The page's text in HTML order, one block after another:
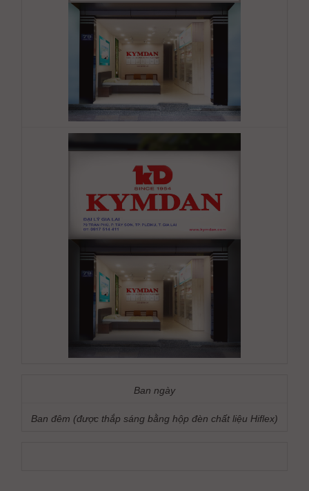
Ban ngày
Ban đêm (được thắp sáng bằng hộp đèn chất liệu Hiflex)